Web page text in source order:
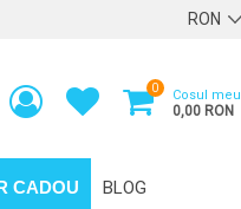
0 Cosul meu
0,00 RON
CADOU BLOG